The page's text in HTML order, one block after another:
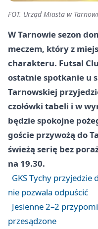
FOT. Urząd Miasta w
W Tarnowie sezon
meczem, który z
charakteru. Futsal
ostatnie spotkanie u
Tarnowskiej
czołówki tabeli i w
będzie spokojne
goście przywożą do
świeżą serię bez
na 19.30.
GKS Tychy
nie pozwala odpuścić
Jesienne 2–2
przesądzone